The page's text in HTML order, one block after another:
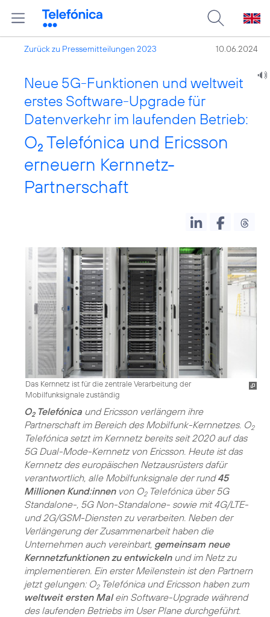
Zurück zu Pressemitteilungen 2023 10.06.2024
Neue 5G-Funktionen und weltweit
erstes Software-Upgrade für
Datenverkehr im laufenden Betrieb:
O2 Telefónica und Ericsson
erneuern Kernnetz-
Partnerschaft
Das Kernnetz ist für die zentrale Verarbeitung der
Mobilfunksignale zuständig
O2Telefónica und Ericsson verlängern ihre
Partnerschaft im Bereich des Mobilfunk-Kernnetzes. O2
Telefónica setzt im Kernnetz bereits seit 2020 auf das
5G Dual-Mode-Kernnetz von Ericsson. Heute ist das
Kernnetz des europäischen Netzausrüsters dafür
verantwortlich, alle Mobilfunksignale der rund45
Millionen Kund:innenvon O2Telefónica über 5G
Standalone-, 5G Non-Standalone- sowie mit 4G/LTE-
und 2G/GSM-Diensten zu verarbeiten. Neben der
Verlängerung der Zusammenarbeit haben die
Unternehmen auch vereinbart, gemeinsam neue
Kernnetzfunktionen zu entwickelnund im Netz zu
implementieren. Ein erster Meilenstein ist den Partnern
jetzt gelungen: O2Telefónica und Ericsson haben zum
weltweit ersten Malein Software-Upgrade während
des laufenden Betriebs im User Plane durchgeführt.